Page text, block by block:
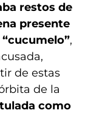
restos de
presente
,
de estas
de la
como